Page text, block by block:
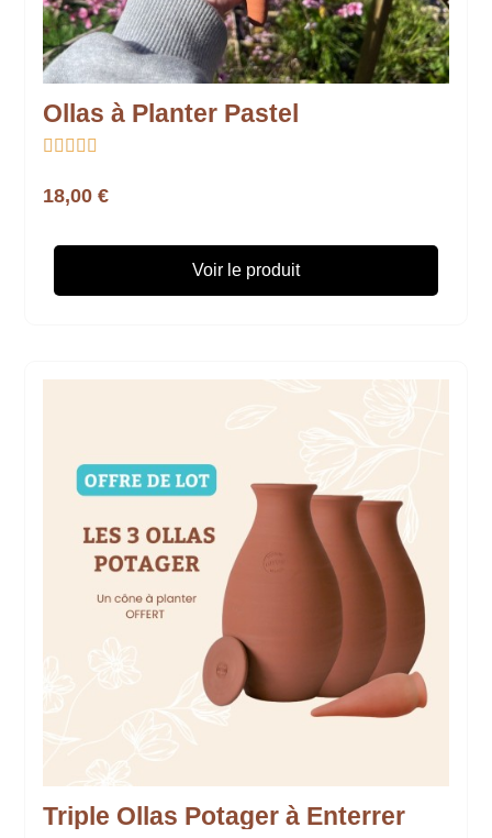
Ollas à Planter Pastel
    
18,00 €
Voir le produit
Triple Ollas Potager à Enterrer